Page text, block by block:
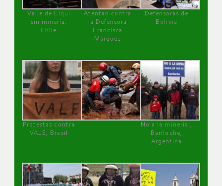
Valle de Elqui
sin minería.
Chile
Atentan contra
la Defensora
Francisca
Márquez
Defensoras de
Bolivia
Protestas contra
VALE, Brasil
No a la minería ,
Bariloche,
Argentina